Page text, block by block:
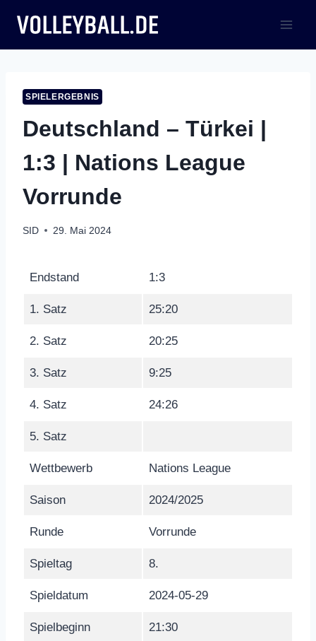
Inhalt
springen
SPIELERGEBNIS
Deutschland – Türkei |
1:3 | Nations League
Vorrunde
SID 29. Mai 2024
Endstand 1:3
1. Satz 25:20
2. Satz 20:25
3. Satz 9:25
4. Satz 24:26
5. Satz
Wettbewerb Nations League
Saison 2024/2025
Runde Vorrunde
Spieltag 8.
Spieldatum 2024-05-29
Spielbeginn 21:30